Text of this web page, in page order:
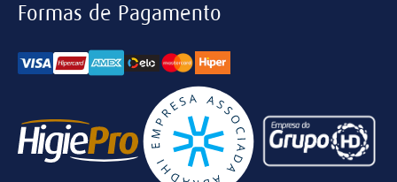
Formas de Pagamento